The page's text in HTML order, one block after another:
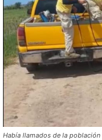
Había llamados de la